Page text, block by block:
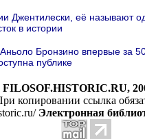
Джентилески, её называют
в истории
Бронзино впервые за
публике
копировании ссылка
Электронная